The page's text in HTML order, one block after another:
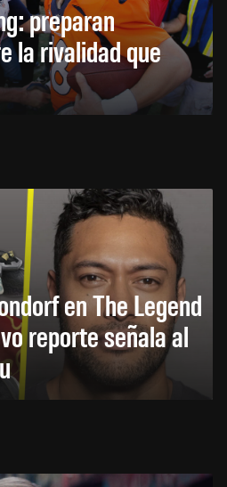
preparan
la rivalidad que
en The Legend
reporte señala al